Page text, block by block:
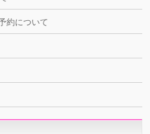
約について